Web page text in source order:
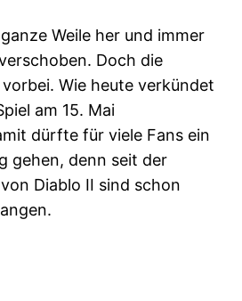
Weile her und immer
Doch die
Wie heute verkündet
am 15. Mai
dürfte für viele Fans ein
gehen, denn seit der
Diablo II sind schon